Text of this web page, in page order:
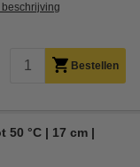
Bestellen
50 °C | 17 cm |